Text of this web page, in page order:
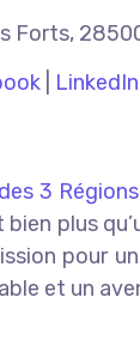
Forts,
LinkedIn
3 Régions
bien plus
pour
et un